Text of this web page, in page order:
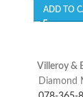
ADD TO
Villeroy &
Diamond